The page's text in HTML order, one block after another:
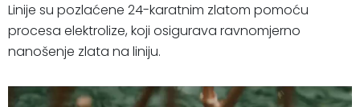
Linije su pozlaćene 24-karatnim zlatom pomoću
procesa elektrolize, koji osigurava ravnomjerno
nanošenje zlata na liniju.